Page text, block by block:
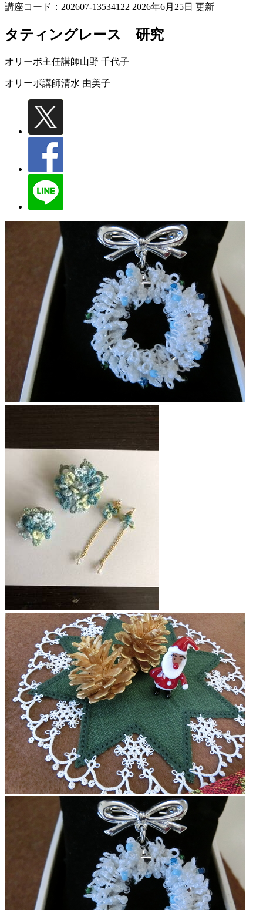
講座コード：202607-13534122 2026年6月25日 更新
タティングレース 研究
オリーボ主任講師山野 千代子
オリーボ講師清水 由美子